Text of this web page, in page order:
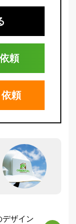
頼
頼
デザイン